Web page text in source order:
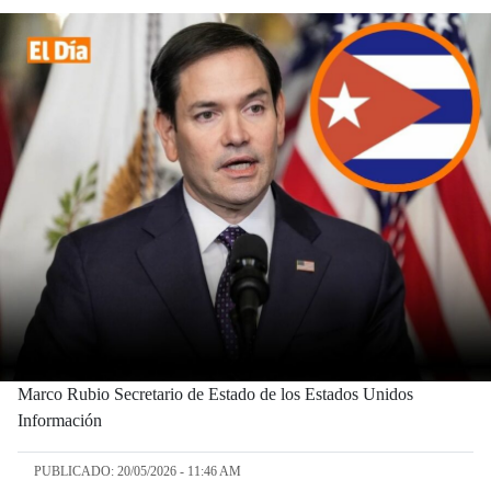
Marco Rubio Secretario de Estado de los Estados Unidos
Información
PUBLICADO: 20/05/2026 - 11:46 AM